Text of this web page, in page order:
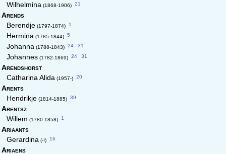
Wilhelmina (1868-1906) 21
Arends
Berendje (1797-1874) 1
Hermina (1785-1844) 5
Johanna (1788-1843) 24 31
Johannes (1782-1869) 24 31
Arendshorst
Catharina Alida (1957-) 20
Arents
Hendrikje (1814-1885) 39
Arentsz
Willem (1780-1858) 1
Ariaants
Gerardina (-!) 16
Ariaens